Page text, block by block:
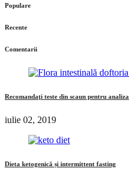
Populare
Recente
Comentarii
Recomandaţi teste din scaun pentru
iulie 02, 2019
Dieta ketogenică și intermittent fasting